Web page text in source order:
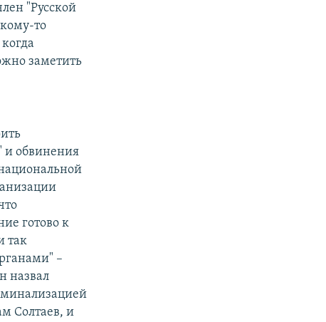
"Русской
то
заметить
и обвинения
готово к
так
–
назвал
Солтаев, и